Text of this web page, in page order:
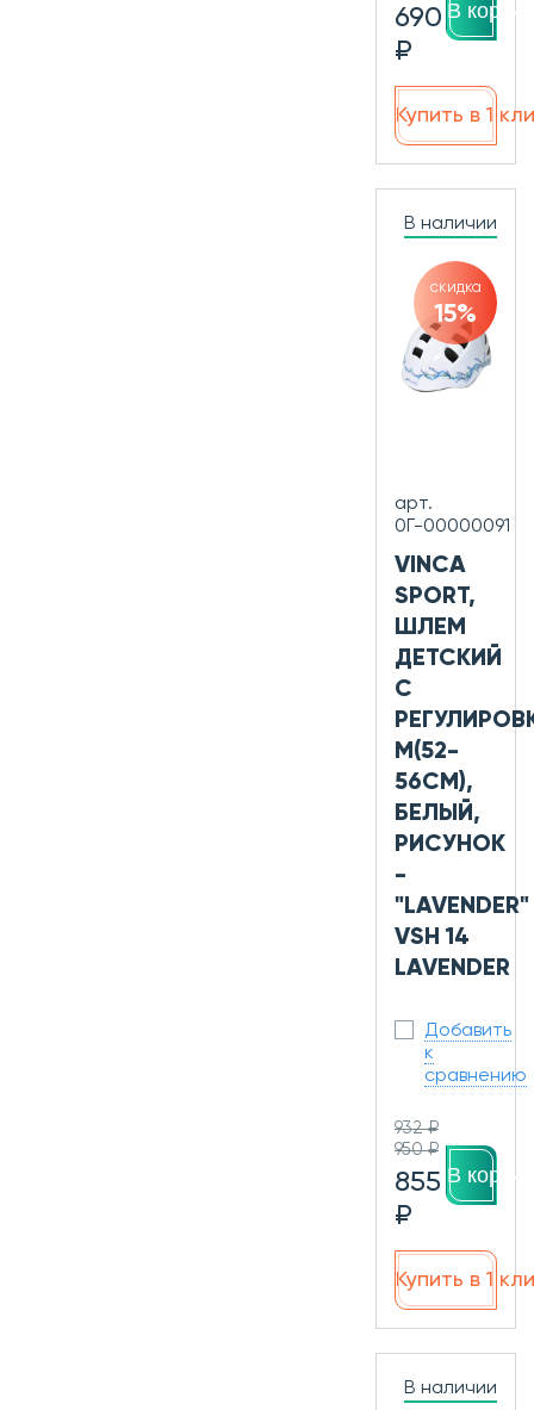
690
₽
В
Купить в 1
В наличии
скидка
15%
арт.
0Г-00000091
VINCA
SPORT,
ШЛЕМ
ДЕТСКИЙ
С
M(52-
56СМ),
БЕЛЫЙ,
РИСУНОК
-
"LAVENDER"
VSH 14
LAVENDER
Добавить
к
сравнению
932 ₽
950 ₽
855
₽
В
Купить в 1
В наличии